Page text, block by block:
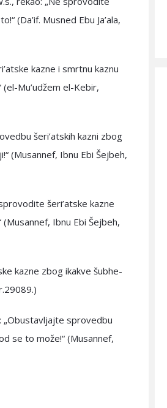
(Da’if. Musned Ebu Ja’ala,
kazne i smrtnu kaznu
Mu’udžem el-Kebir,
šeri’atskih kazni zbog
(Musannef, Ibnu Ebi Šejbeh,
šeri’atske kazne
Ibnu Ebi Šejbeh,
kazne zbog ikakve šubhe-
„Obustavljajte sprovedbu
se to može!“ (Musannef,